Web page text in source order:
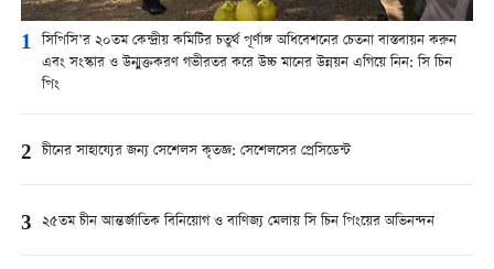
1 সিপিসি’র ২০তম কেন্দ্রীয় কমিটির চতুর্থ পূর্ণাঙ্গ অধিবেশনের চেতনা বাস্তবায়ন করুন
এবং সংস্কার ও উন্মুক্তকরণ গভীরতর করে উচ্চ মানের উন্নয়ন এগিয়ে নিন: সি চিন
পিং
2 চীনের সাহায্যের জন্য সেশেলস কৃতজ্ঞ: সেশেলসের প্রেসিডেন্ট
3 ২৫তম চীন আন্তর্জাতিক বিনিয়োগ ও বাণিজ্য মেলায় সি চিন পিংয়ের অভিনন্দন